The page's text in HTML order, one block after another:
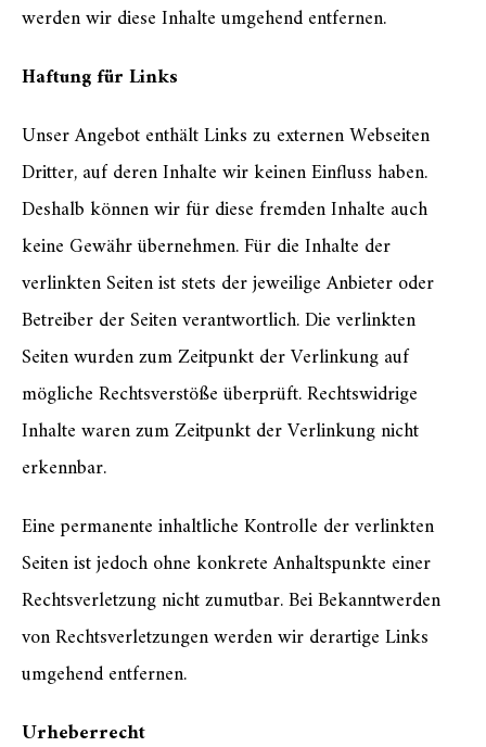
werden wir diese Inhalte umgehend entfernen.
Haftung für Links
Unser Angebot enthält Links zu externen Webseiten
Dritter, auf deren Inhalte wir keinen Einfluss haben.
Deshalb können wir für diese fremden Inhalte auch
keine Gewähr übernehmen. Für die Inhalte der
verlinkten Seiten ist stets der jeweilige Anbieter oder
Betreiber der Seiten verantwortlich. Die verlinkten
Seiten wurden zum Zeitpunkt der Verlinkung auf
mögliche Rechtsverstöße überprüft. Rechtswidrige
Inhalte waren zum Zeitpunkt der Verlinkung nicht
erkennbar.
Eine permanente inhaltliche Kontrolle der verlinkten
Seiten ist jedoch ohne konkrete Anhaltspunkte einer
Rechtsverletzung nicht zumutbar. Bei Bekanntwerden
von Rechtsverletzungen werden wir derartige Links
umgehend entfernen.
Urheberrecht